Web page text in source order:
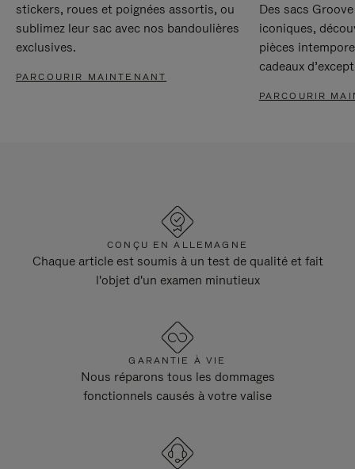
stickers, roues et poignées assortis, ou
sublimez leur sac avec nos bandoulières
exclusives.
PARCOURIR MAINTENANT
Des sacs
iconiques,
pièces
cadeaux
PARCOURIR
CONÇU EN ALLEMAGNE
Chaque article est soumis à un test de qualité et fait
l'objet d'un examen minutieux
GARANTIE À VIE
Nous réparons tous les dommages
fonctionnels causés à votre valise